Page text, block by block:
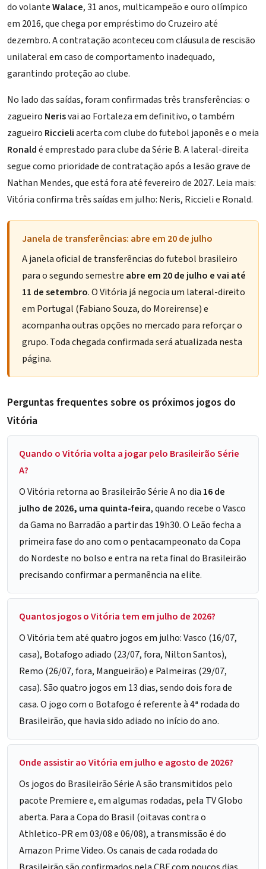
do volanteWalace, 31 anos, multicampeão e ouro olímpico
em 2016, que chega por empréstimo do Cruzeiro até
dezembro. A contratação aconteceu com cláusula de rescisão
unilateral em caso de comportamento inadequado,
garantindo proteção ao clube.
No lado das saídas, foram confirmadas três transferências: o
zagueiro Nerisvai ao Fortaleza em definitivo, o também
zagueiro Riccieliacerta com clube do futebol japonês e o meia
Ronaldé emprestado para clube da Série B. A lateral-direita
segue como prioridade de contratação após a lesão grave de
Nathan Mendes, que está fora até fevereiro de 2027. Leia mais:
Vitória confirma três saídas em julho: Neris, Riccieli e Ronald.
Janela de transferências: abre em 20 de julho
A janela oficial de transferências do futebol brasileiro
para o segundo semestre abre em 20 de julho e vai até
11 de setembro. O Vitória já negocia um lateral-direito
em Portugal (Fabiano Souza, do Moreirense) e
acompanha outras opções no mercado para reforçar o
grupo. Toda chegada confirmada será atualizada nesta
página.
Perguntas frequentes sobre os próximos jogos do
Vitória
Quando o Vitória volta a jogar pelo Brasileirão Série
A?
O Vitória retorna ao Brasileirão Série A no dia 16 de
julho de 2026, uma quinta-feira, quando recebe o Vasco
da Gama no Barradão a partir das 19h30. O Leão fecha a
primeira fase do ano com o pentacampeonato da Copa
do Nordeste no bolso e entra na reta final do Brasileirão
precisando confirmar a permanência na elite.
Quantos jogos o Vitória tem em julho de 2026?
O Vitória tem até quatro jogos em julho: Vasco (16/07,
casa), Botafogo adiado (23/07, fora, Nilton Santos),
Remo (26/07, fora, Mangueirão) e Palmeiras (29/07,
casa). São quatro jogos em 13 dias, sendo dois fora de
casa. O jogo com o Botafogo é referente à 4ª rodada do
Brasileirão, que havia sido adiado no início do ano.
Onde assistir ao Vitória em julho e agosto de 2026?
Os jogos do Brasileirão Série A são transmitidos pelo
pacote Premiere e, em algumas rodadas, pela TV Globo
aberta. Para a Copa do Brasil (oitavas contra o
Athletico-PR em 03/08 e 06/08), a transmissão é do
Amazon Prime Video. Os canais de cada rodada do